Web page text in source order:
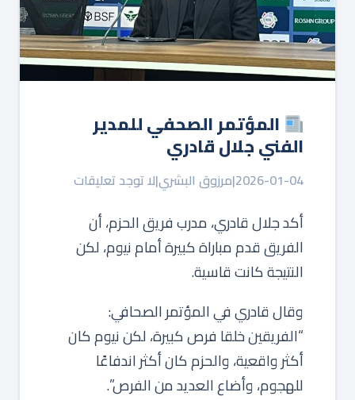
المؤتمر الصحفي للمدير
الفني جلال قادري
2026-01-04
|مرزوق البشري|لا توجد تعليقات
أكد جلال قادري، مدرب فريق الحزم، أن
الفريق قدم مباراة كبيرة أمام نيوم، لكن
النتيجة كانت قاسية.
وقال قادري في المؤتمر الصحافي:
“الفريقين خلقا فرص كبيرة، لكن نيوم كان
أكثر واقعية، والحزم كان أكثر اندفاعًا
للهجوم، وأضاع العديد من الفرص”.